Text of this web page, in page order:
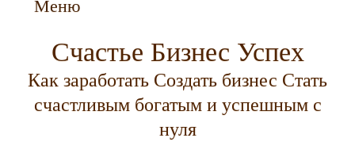
Меню
Счастье Бизнес Успех
Как заработать Создать бизнес Стать
счастливым богатым и успешным с
нуля